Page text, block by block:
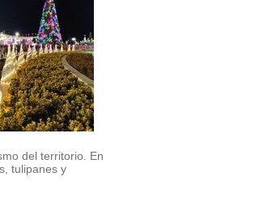
del territorio. En
tulipanes y